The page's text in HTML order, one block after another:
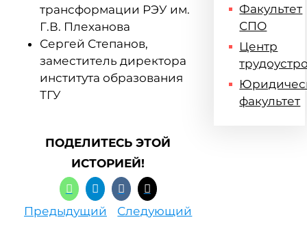
трансформации РЭУ им.
Г.В. Плеханова
Сергей Степанов,
заместитель директора
института образования
ТГУ
ПОДЕЛИТЕСЬ ЭТОЙ
ИСТОРИЕЙ!
Предыдущий Следующий
Факультет
СПО
Центр
факультет